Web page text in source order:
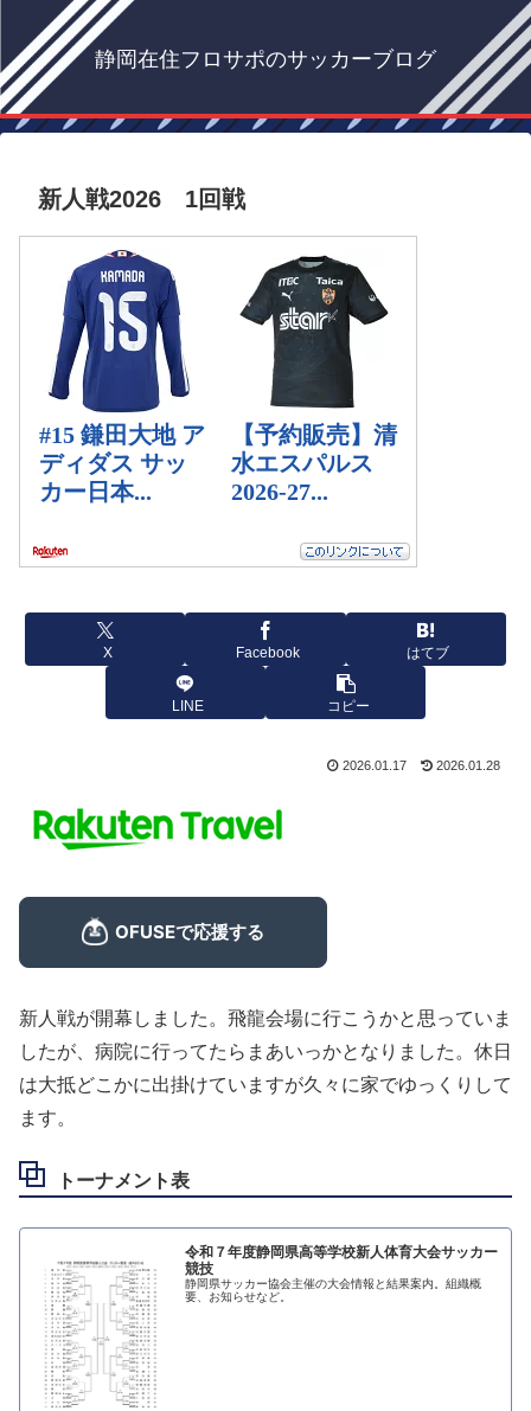
静岡在住フロサポのサッカーブログ
新人戦2026 1回戦
X Facebook はてブ
LINE コピー
2026.01.17 2026.01.28
新人戦が開幕しました。飛龍会場に行こうかと思っていま
したが、病院に行ってたらまあいっかとなりました。休日
は大抵どこかに出掛けていますが久々に家でゆっくりして
ます。
トーナメント表
令和７年度静岡県高等学校新人体育大会サッカー
競技
静岡県サッカー協会主催の大会情報と結果案内。組織概
要、お知らせなど。